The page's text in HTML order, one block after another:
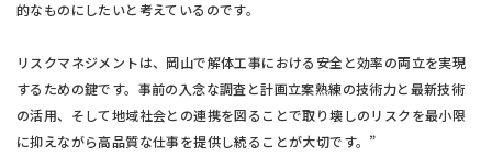
的なものにしたいと考えているのです。
リスクマネジメントは、岡山で解体工事における安全と効率の両立を実現
するための鍵です。事前の入念な調査と計画立案熟練の技術力と最新技術
の活用、そして地域社会との連携を図ることで取り壊しのリスクを最小限
に抑えながら高品質な仕事を提供し続ることが大切です。”